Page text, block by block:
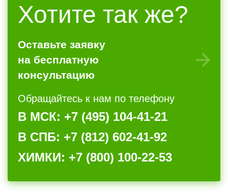
Хотите так же?
Оставьте заявку
на бесплатную
консультацию
Обращайтесь к нам по телефону
В МСК: +7 (495) 104-41-21
В СПБ: +7 (812) 602-41-92
ХИМКИ: +7 (800) 100-22-53